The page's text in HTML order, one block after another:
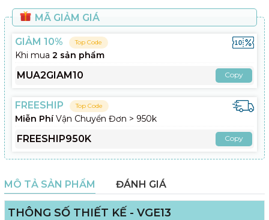
MÃ GIẢM GIÁ
GIẢM 10% Top Code
Khi mua 2 sản phẩm
MUA2GIAM10 Copy
FREESHIP Top Code
Miễn PhíVận Chuyển Đơn > 950k
FREESHIP950K Copy
MÔ TẢ SẢN PHẨM ĐÁNH GIÁ
THÔNG SỐ THIẾT KẾ - VGE13